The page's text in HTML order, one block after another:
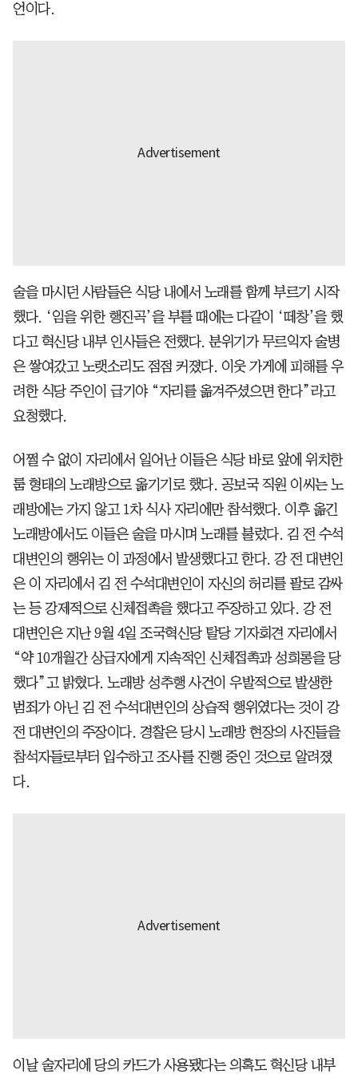
언이다.
술을 마시던 사람들은 식당 내에서 노래를 함께 부르기 시작
했다. ‘임을 위한 행진곡’을 부를 때에는 다같이 ‘떼창’을 했
다고 혁신당 내부 인사들은 전했다. 분위기가 무르익자 술병
은 쌓여갔고 노랫소리도 점점 커졌다. 이웃 가게에 피해를 우
려한 식당 주인이 급기야 “자리를 옮겨주셨으면 한다”라고
요청했다.
어쩔 수 없이 자리에서 일어난 이들은 식당 바로 앞에 위치한
룸 형태의 노래방으로 옮기기로 했다. 공보국 직원 이씨는 노
래방에는 가지 않고 1차 식사 자리에만 참석했다. 이후 옮긴
노래방에서도 이들은 술을 마시며 노래를 불렀다. 김 전 수석
대변인의 행위는 이 과정에서 발생했다고 한다. 강 전 대변인
은 이 자리에서 김 전 수석대변인이 자신의 허리를 팔로 감싸
는 등 강제적으로 신체접촉을 했다고 주장하고 있다. 강 전
대변인은 지난 9월 4일 조국혁신당 탈당 기자회견 자리에서
“약 10개월간 상급자에게 지속적인 신체접촉과 성희롱을 당
했다”고 밝혔다. 노래방 성추행 사건이 우발적으로 발생한
범죄가 아닌 김 전 수석대변인의 상습적 행위였다는 것이 강
전 대변인의 주장이다. 경찰은 당시 노래방 현장의 사진들을
참석자들로부터 입수하고 조사를 진행 중인 것으로 알려졌
다.
이날 술자리에 당의 카드가 사용됐다는 의혹도 혁신당 내부